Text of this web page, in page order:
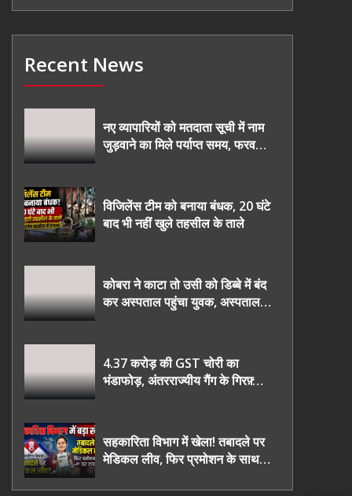
Recent News
नए व्यापारियों को मतदाता सूची में नाम
जुड़वाने का मिले पर्याप्त समय, फरवरी
विजिलेंस टीम को बनाया बंधक, 20 घंटे
बाद भी नहीं खुले तहसील के ताले
कोबरा ने काटा तो उसी को डिब्बे में बंद
कर अस्पताल पहुंचा युवक, अस्पताल में
4.37 करोड़ की GST चोरी का
भंडाफोड़, अंतरराज्यीय गैंग के गिरफ़्तार
सहकारिता विभाग में खेला! तबादले पर
मेडिकल लीव, फिर प्रमोशन के साथ